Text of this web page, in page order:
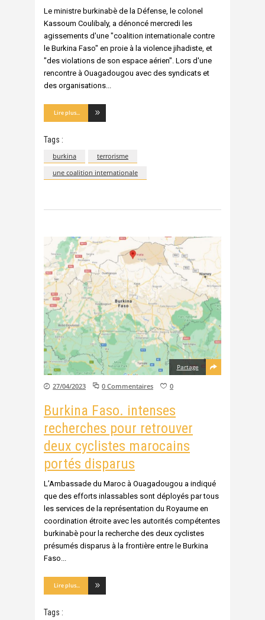
Le ministre burkinabè de la Défense, le colonel
Kassoum Coulibaly, a dénoncé mercredi les
agissements d'une "coalition internationale contre
le Burkina Faso" en proie à la violence jihadiste, et
"des violations de son espace aérien". Lors d'une
rencontre à Ouagadougou avec des syndicats et
des organisations
Lire plus...
Tags :
burkina
terrorisme
une coalition internationale
Partage
27/04/2023 0 Commentaires 0
Burkina Faso. intenses
recherches pour retrouver
deux cyclistes marocains
portés disparus
L’Ambassade du Maroc à Ouagadougou a indiqué
que des efforts inlassables sont déployés par tous
les services de la représentation du Royaume en
coordination étroite avec les autorités compétentes
burkinabè pour la recherche des deux cyclistes
présumés disparus à la frontière entre le Burkina
Faso
Lire plus...
Tags :